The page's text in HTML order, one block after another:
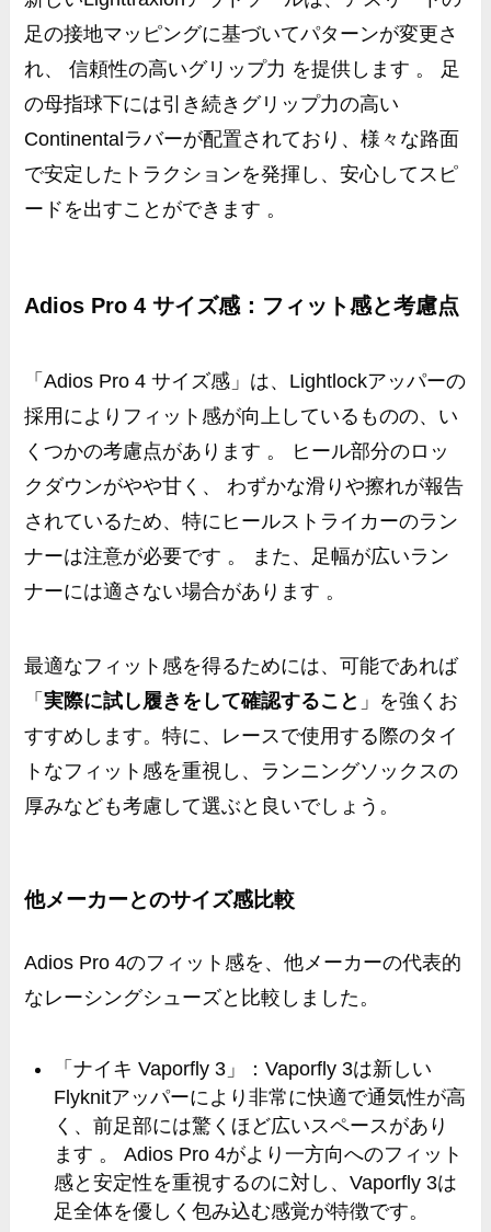
足の接地マッピングに基づいてパターンが変更さ
れ、 信頼性の高いグリップ力 を提供します 。 足
の母指球下には引き続きグリップ力の高い
Continentalラバーが配置されており、様々な路面
で安定したトラクションを発揮し、安心してスピ
ードを出すことができます 。
Adios Pro 4 サイズ感：フィット感と考慮点
「Adios Pro 4 サイズ感」は、Lightlockアッパーの
採用によりフィット感が向上しているものの、い
くつかの考慮点があります 。 ヒール部分のロッ
クダウンがやや甘く、 わずかな滑りや擦れが報告
されているため、特にヒールストライカーのラン
ナーは注意が必要です 。 また、足幅が広いラン
ナーには適さない場合があります 。
最適なフィット感を得るためには、可能であれば
「実際に試し履きをして確認すること 」を強くお
すすめします。特に、レースで使用する際のタイ
トなフィット感を重視し、ランニングソックスの
厚みなども考慮して選ぶと良いでしょう。
他メーカーとのサイズ感比較
Adios Pro 4のフィット感を、他メーカーの代表的
なレーシングシューズと比較しました。
「ナイキ Vaporfly 3」：Vaporfly 3は新しい
Flyknitアッパーにより非常に快適で通気性が高
く、前足部には驚くほど広いスペースがあり
ます 。 Adios Pro 4がより一方向へのフィット
感と安定性を重視するのに対し、Vaporfly 3は
足全体を優しく包み込む感覚が特徴です。